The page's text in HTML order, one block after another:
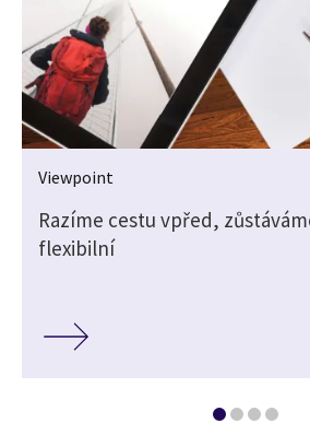
Viewpoint
Razíme cestu vpřed,
flexibilní